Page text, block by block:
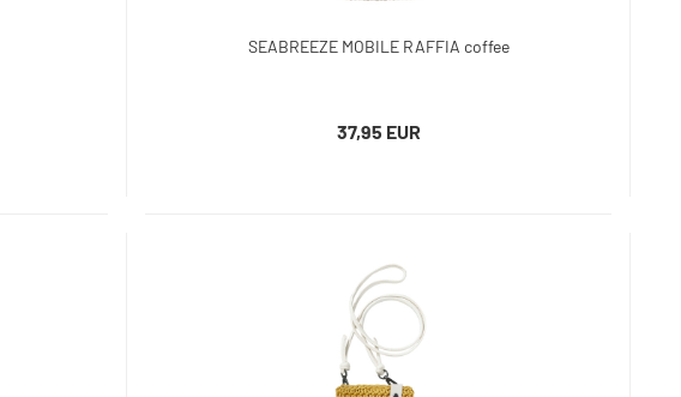
SEABREEZE MOBILE RAFFIA coffee
37,95 EUR